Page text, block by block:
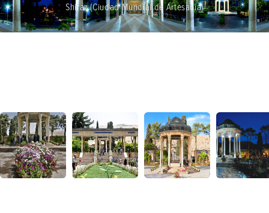
Shiraz (Ciudad Mundial de Artesanía)